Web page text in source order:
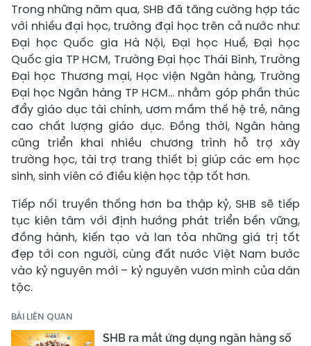
Trong những năm qua, SHB đã tăng cường hợp tác
với nhiều đại học, trường đại học trên cả nước như:
Đại học Quốc gia Hà Nội, Đại học Huế, Đại học
Quốc gia TP HCM, Trường Đại học Thái Bình, Trường
Đại học Thương mại, Học viện Ngân hàng, Trường
Đại học Ngân hàng TP HCM… nhằm góp phần thúc
đẩy giáo dục tài chính, ươm mầm thế hệ trẻ, nâng
cao chất lượng giáo dục. Đồng thời, Ngân hàng
cũng triển khai nhiều chương trình hỗ trợ xây
trường học, tài trợ trang thiết bị giúp các em học
sinh, sinh viên có điều kiện học tập tốt hơn.
Tiếp nối truyền thống hơn ba thập kỷ, SHB sẽ tiếp
tục kiên tâm với định hướng phát triển bền vững,
đồng hành, kiến tạo và lan tỏa những giá trị tốt
đẹp tới con người, cùng đất nước Việt Nam bước
vào kỷ nguyên mới – kỷ nguyên vươn mình của dân
tộc.
BÀI LIÊN QUAN
SHB ra mắt ứng dụng ngân hàng số